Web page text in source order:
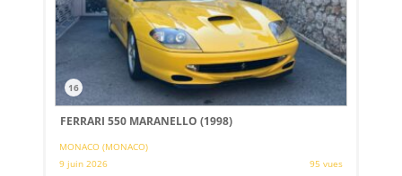
16
FERRARI 550 MARANELLO (1998)
MONACO (MONACO)
9 juin 2026
95 vues